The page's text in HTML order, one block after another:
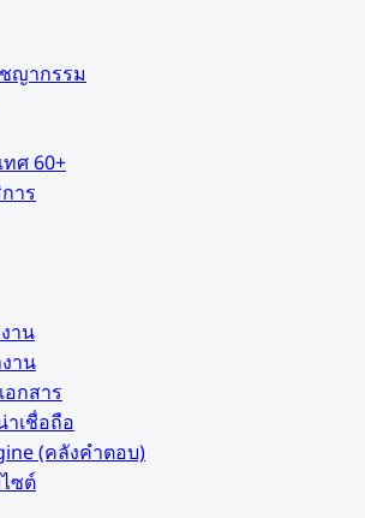
ญากรรม
ศ 60+
าร
าน
าน
อกสาร
เชื่อถือ
(คลังคำตอบ)
ซต์